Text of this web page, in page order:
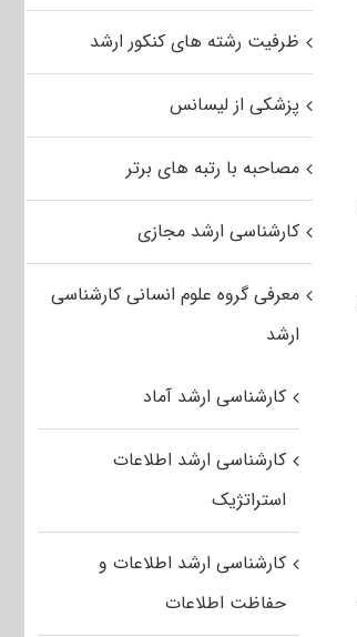
ظرفیت رشته های کنکور ارشد
پزشکی از لیسانس
مصاحبه با رتبه های برتر
کارشناسی ارشد مجازی
معرفی گروه علوم انسانی کارشناسی
ارشد
کارشناسی ارشد آماد
کارشناسی ارشد اطلاعات
استراتژیک
کارشناسی ارشد اطلاعات و
حفاظت اطلاعات